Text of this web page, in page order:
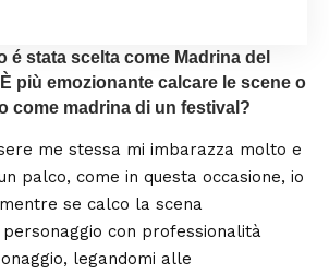
é stata scelta come Madrina del
più emozionante calcare le scene o
come madrina di un festival?
me stessa mi imbarazza molto e
palco, come in questa occasione, io
se calco la scena
con professionalità
legandomi alle